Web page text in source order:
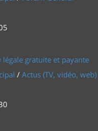
légale gratuite et payante
/ Actus (TV, vidéo, web)